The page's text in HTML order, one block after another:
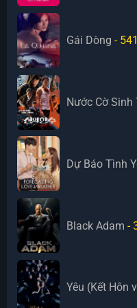
Gái Dòng - 541
Nước Cờ Sinh
Dự Báo Tình
Black Adam -
Yêu (Kết Hôn